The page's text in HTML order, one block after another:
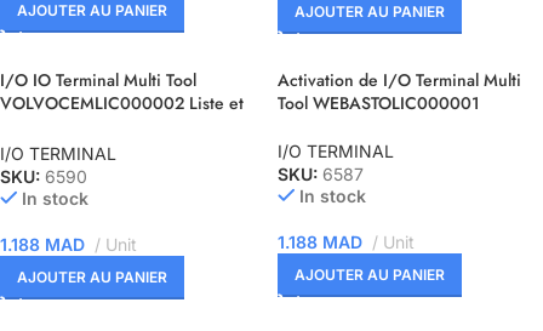
AJOUTER AU PANIER AJOUTER AU PANIER
I/O IO Terminal Multi Tool
VOLVOCEMLIC000002 Liste et
d’ACTIVATION
I/O TERMINAL
SKU: 6590
In stock
1.188 MAD Unit
AJOUTER AU PANIER
Activation de I/O Terminal Multi
Tool WEBASTOLIC000001
I/O TERMINAL
SKU: 6587
In stock
1.188 MAD Unit
AJOUTER AU PANIER